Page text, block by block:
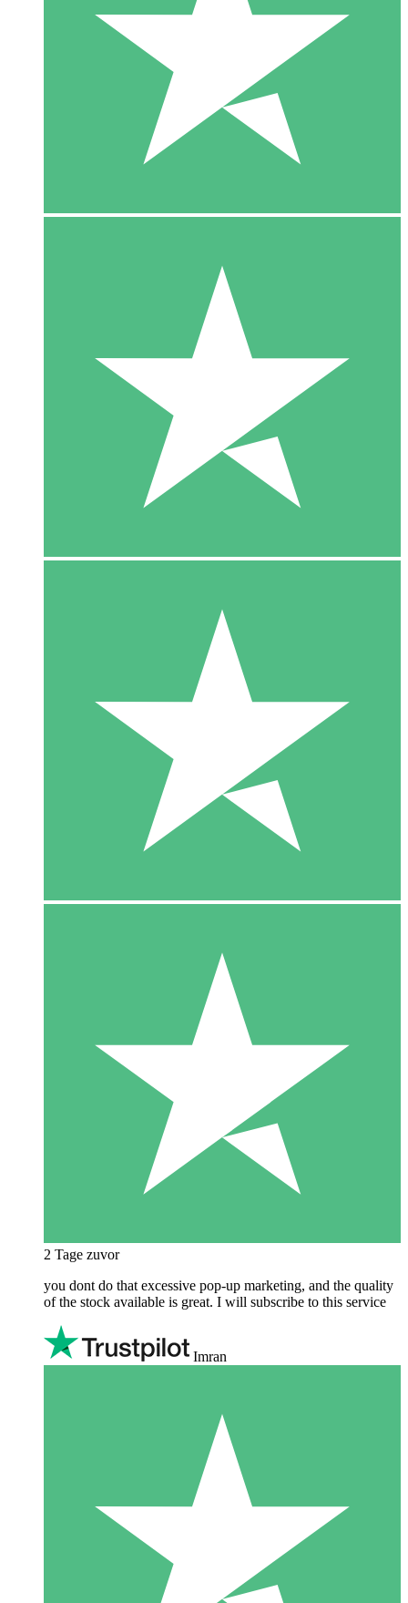
2 Tage zuvor
you dont do that excessive pop-up marketing, and the quality
of the stock available is great. I will subscribe to this service
Imran